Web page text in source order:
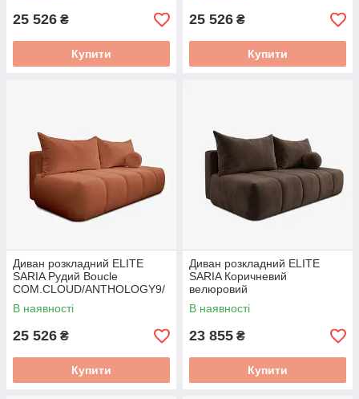
25 526 ₴
Купити
25 526 ₴
Купити
Диван розкладний ELITE
SARIA Рудий Boucle
COM.CLOUD/ANTHOLOGY9/
SOF
В наявності
25 526 ₴
Купити
Диван розкладний ELITE
SARIA Коричневий
велюровий
COM.CLOUD/MONOLITH29/S
OF
В наявності
23 855 ₴
Купити